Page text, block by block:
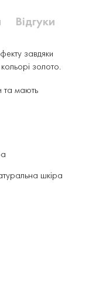
Відгуки
завдяки
золото.
та мають
шкіра